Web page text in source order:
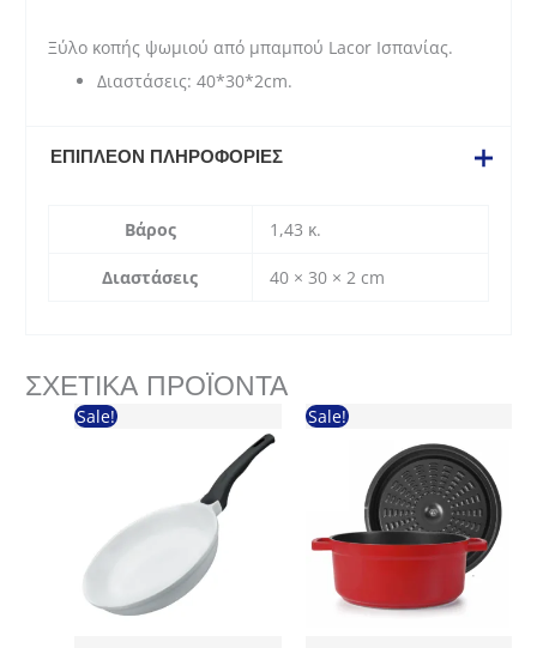
Ξύλο κοπής ψωμιού από μπαμπού Lacor Ισπανίας.
Διαστάσεις: 40*30*2cm.
ΕΠΙΠΛΈΟΝ ΠΛΗΡΟΦΟΡΊΕΣ
Βάρος 1,43 κ.
Διαστάσεις 40 × 30 × 2 cm
ΣΧΕΤΙΚΆ ΠΡΟΪΌΝΤΑ
Sale! Sale!